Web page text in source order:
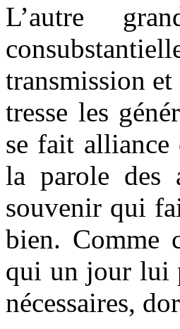
L’autre
transmission
tresse les
se fait alliance
la parole des
souvenir qui
bien. Comme
qui un jour lui
nécessaires,